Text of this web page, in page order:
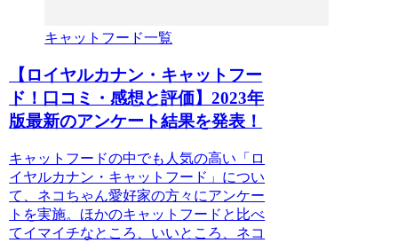
キャットフード一覧
【ロイヤルカナン・キャットフー
ド！口コミ・感想と評価】2023年
版最新のアンケート結果を発表！
キャットフードの中でも人気の高い「ロ
イヤルカナン・キャットフード」につい
て、ネコちゃん愛好家の方々にアンケー
トを実施。ほかのキャットフードと比べ
てイマイチなところ、いいところ、ネコ